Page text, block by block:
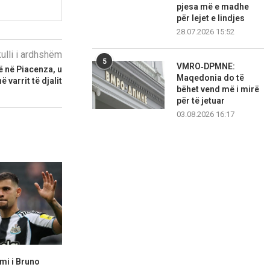
i ardhshëm
në Piacenza, u
varrit të djalit
i Bruno
pjesa më e madhe
për lejet e lindjes
28.07.2026 15:52
5
VMRO‑DPMNE:
Maqedonia do të
bëhet vend më i mirë
për të jetuar
03.08.2026 16:17